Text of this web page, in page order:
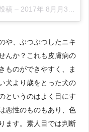
稿 – 2017年 8月月31日午後9時05分PDT
や、ぶつぶつしたニキ
んか？これも皮膚病の
ものができやすく、ま
犬より歳をとった犬の
というのはよく目にす
悪性のものもあり、色
ます。素人目では判断